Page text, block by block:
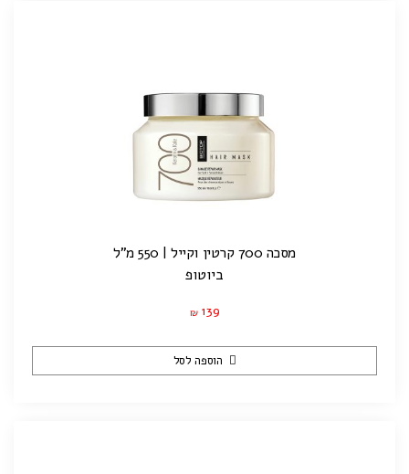
מסכה 700 קרטין וקייל | 550 מ"ל
ביוטופ
₪ 139
הוספה לסל